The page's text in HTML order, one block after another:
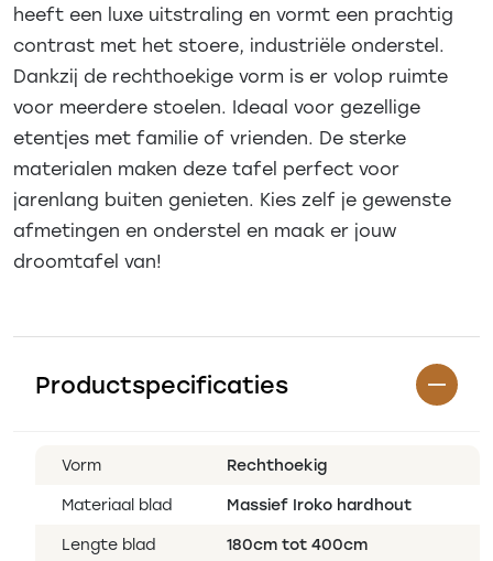
heeft een luxe uitstraling en vormt een prachtig
contrast met het stoere, industriële onderstel.
Dankzij de rechthoekige vorm is er volop ruimte
voor meerdere stoelen. Ideaal voor gezellige
etentjes met familie of vrienden. De sterke
materialen maken deze tafel perfect voor
jarenlang buiten genieten. Kies zelf je gewenste
afmetingen en onderstel en maak er jouw
droomtafel van!
Productspecificaties
Vorm
Rechthoekig
Materiaal blad
Massief Iroko hardhout
Lengte blad
180cm tot 400cm